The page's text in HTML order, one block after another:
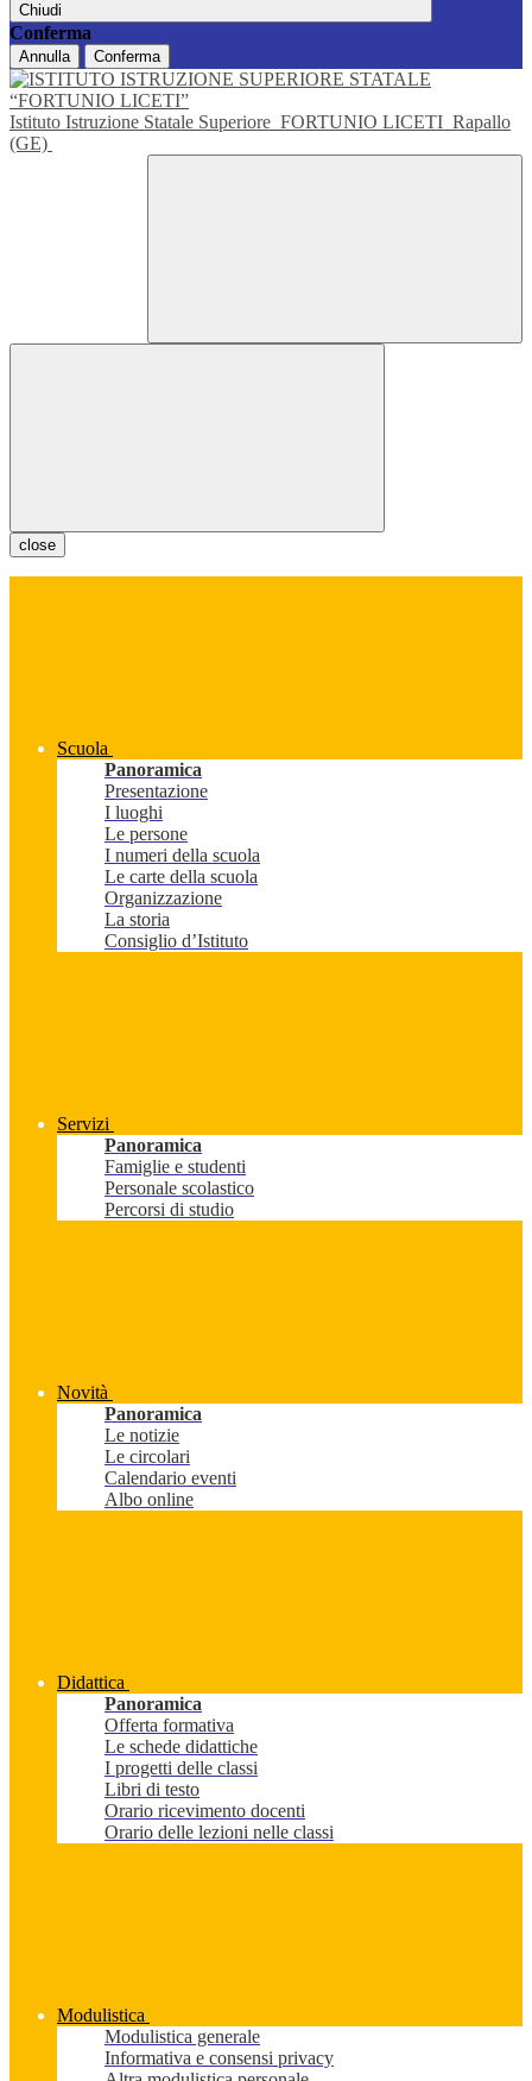
Chiudi
Conferma
Annulla Conferma
Istituto Istruzione Statale Superiore FORTUNIO LICETI Rapallo
(GE)
close
Scuola
Panoramica
Presentazione
I luoghi
Le persone
I numeri della scuola
Le carte della scuola
Organizzazione
La storia
Consiglio d’Istituto
Servizi
Panoramica
Famiglie e studenti
Personale scolastico
Percorsi di studio
Novità
Panoramica
Le notizie
Le circolari
Calendario eventi
Albo online
Didattica
Panoramica
Offerta formativa
Le schede didattiche
I progetti delle classi
Libri di testo
Orario ricevimento docenti
Orario delle lezioni nelle classi
Modulistica
Modulistica generale
Informativa e consensi privacy